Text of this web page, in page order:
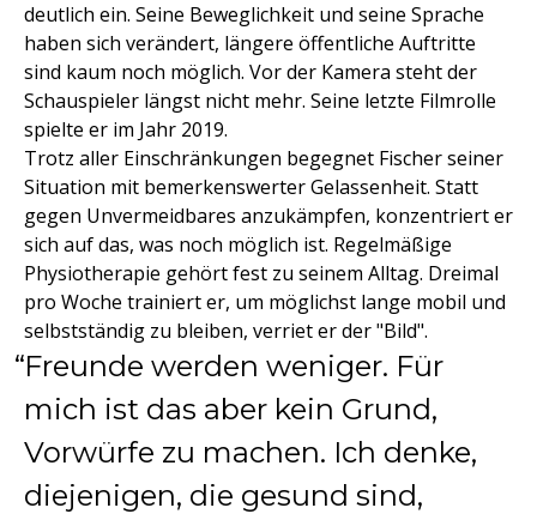
deutlich ein. Seine Beweglichkeit und seine Sprache
haben sich verändert, längere öffentliche Auftritte
sind kaum noch möglich. Vor der Kamera steht der
Schauspieler längst nicht mehr. Seine letzte Filmrolle
spielte er im Jahr 2019.
Trotz aller Einschränkungen begegnet Fischer seiner
Situation mit bemerkenswerter Gelassenheit. Statt
gegen Unvermeidbares anzukämpfen, konzentriert er
sich auf das, was noch möglich ist. Regelmäßige
Physiotherapie gehört fest zu seinem Alltag. Dreimal
pro Woche trainiert er, um möglichst lange mobil und
selbstständig zu bleiben, verriet er der "Bild".
Freunde werden weniger. Für
mich ist das aber kein Grund,
Vorwürfe zu machen. Ich denke,
diejenigen, die gesund sind,